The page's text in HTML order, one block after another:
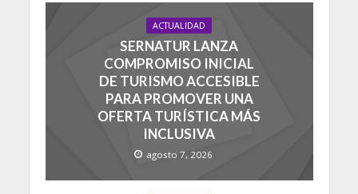
ACTUALIDAD
SERNATUR LANZA
COMPROMISO INICIAL
DE TURISMO ACCESIBLE
PARA PROMOVER UNA
OFERTA TURÍSTICA MÁS
INCLUSIVA
agosto 7, 2026